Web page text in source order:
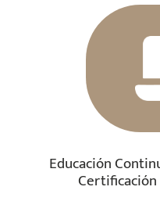
Educación
Certificación